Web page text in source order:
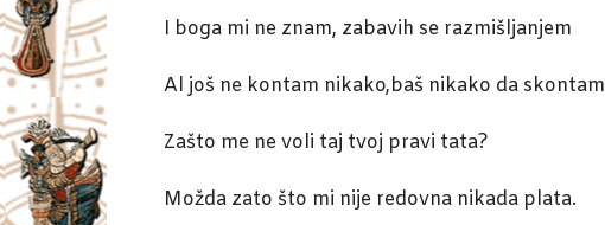
I boga mi ne znam, zabavih se razmišljanjem
Al još ne kontam nikako,baš nikako da skontam
Zašto me ne voli taj tvoj pravi tata?
Možda zato što mi nije redovna nikada plata.